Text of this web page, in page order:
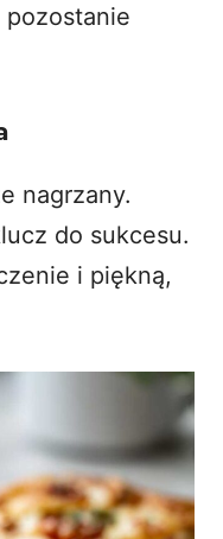
nagrzany.
do sukcesu.
i piękną,